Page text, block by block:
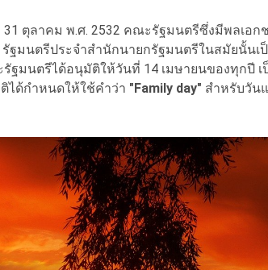
ตุลาคม พ.ศ. 2532 คณะรัฐมนตรีซึ่งมีพลเอก
รัฐมนตรีประจำสำนักนายกรัฐมนตรีในสมัยนั้นเ
ฐมนตรีได้อนุมัติให้วันที่ 14 เมษายนของทุกปี เ
ได้กำหนดให้ใช้คำว่า "Family day" สำหรับวัน